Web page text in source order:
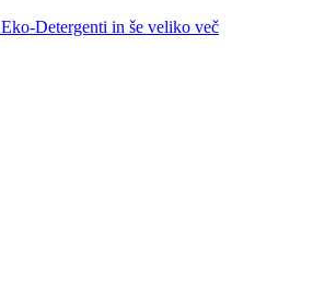
Eko-Detergenti in še veliko več